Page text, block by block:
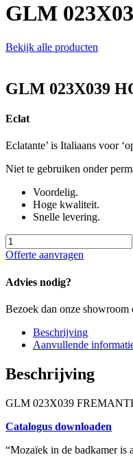
GLM
Bekijk alle producten
GLM 023X039
Eclat
Eclatante’ is Italiaans voor
Niet te gebruiken onder
Voordelig.
Hoge kwaliteit.
Snelle levering.
GLM
023X039
AQU
aantal
Offerte aanvragen
Advies nodig?
Bezoek dan onze showroom
Beschrijving
Aanvullende
Beschrijving
GLM 023X039
Catalogus downloaden
“Mozaïek in de badkamer is